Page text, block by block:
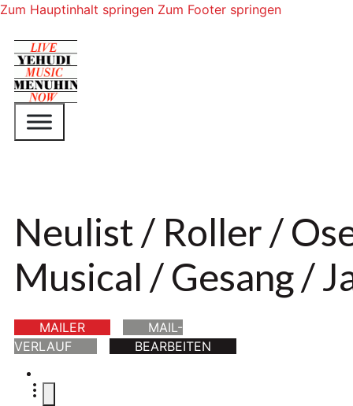
Zum Hauptinhalt springen Zum Footer springen
Neulist / Roller /
Musical / Gesang /
MAILER
MAIL-
VERLAUF
BEARBEITEN